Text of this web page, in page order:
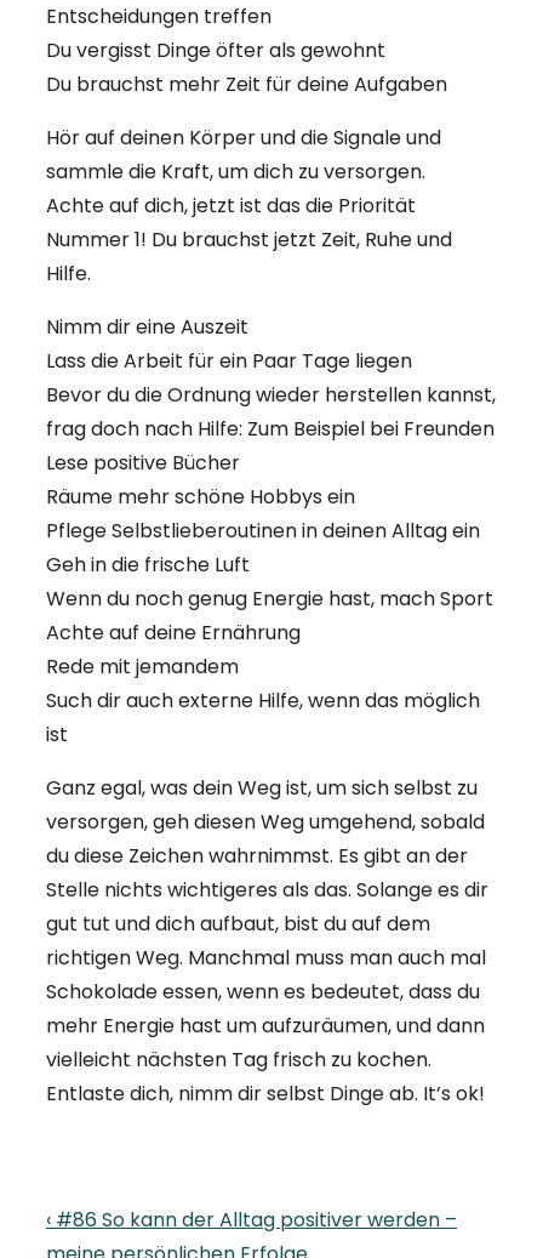
Entscheidungen treffen
Du vergisst Dinge öfter als gewohnt
Du brauchst mehr Zeit für deine Aufgaben
Hör auf deinen Körper und die Signale und
sammle die Kraft, um dich zu versorgen.
Achte auf dich, jetzt ist das die Priorität
Nummer 1! Du brauchst jetzt Zeit, Ruhe und
Hilfe.
Nimm dir eine Auszeit
Lass die Arbeit für ein Paar Tage liegen
Bevor du die Ordnung wieder herstellen kannst,
frag doch nach Hilfe: Zum Beispiel bei Freunden
Lese positive Bücher
Räume mehr schöne Hobbys ein
Pflege Selbstlieberoutinen in deinen Alltag ein
Geh in die frische Luft
Wenn du noch genug Energie hast, mach Sport
Achte auf deine Ernährung
Rede mit jemandem
Such dir auch externe Hilfe, wenn das möglich
ist
Ganz egal, was dein Weg ist, um sich selbst zu
versorgen, geh diesen Weg umgehend, sobald
du diese Zeichen wahrnimmst. Es gibt an der
Stelle nichts wichtigeres als das. Solange es dir
gut tut und dich aufbaut, bist du auf dem
richtigen Weg. Manchmal muss man auch mal
Schokolade essen, wenn es bedeutet, dass du
mehr Energie hast um aufzuräumen, und dann
vielleicht nächsten Tag frisch zu kochen.
Entlaste dich, nimm dir selbst Dinge ab. It’s ok!
Beitragsnavigation
Previous
Post
‹ #86 So kann der Alltag positiver werden –